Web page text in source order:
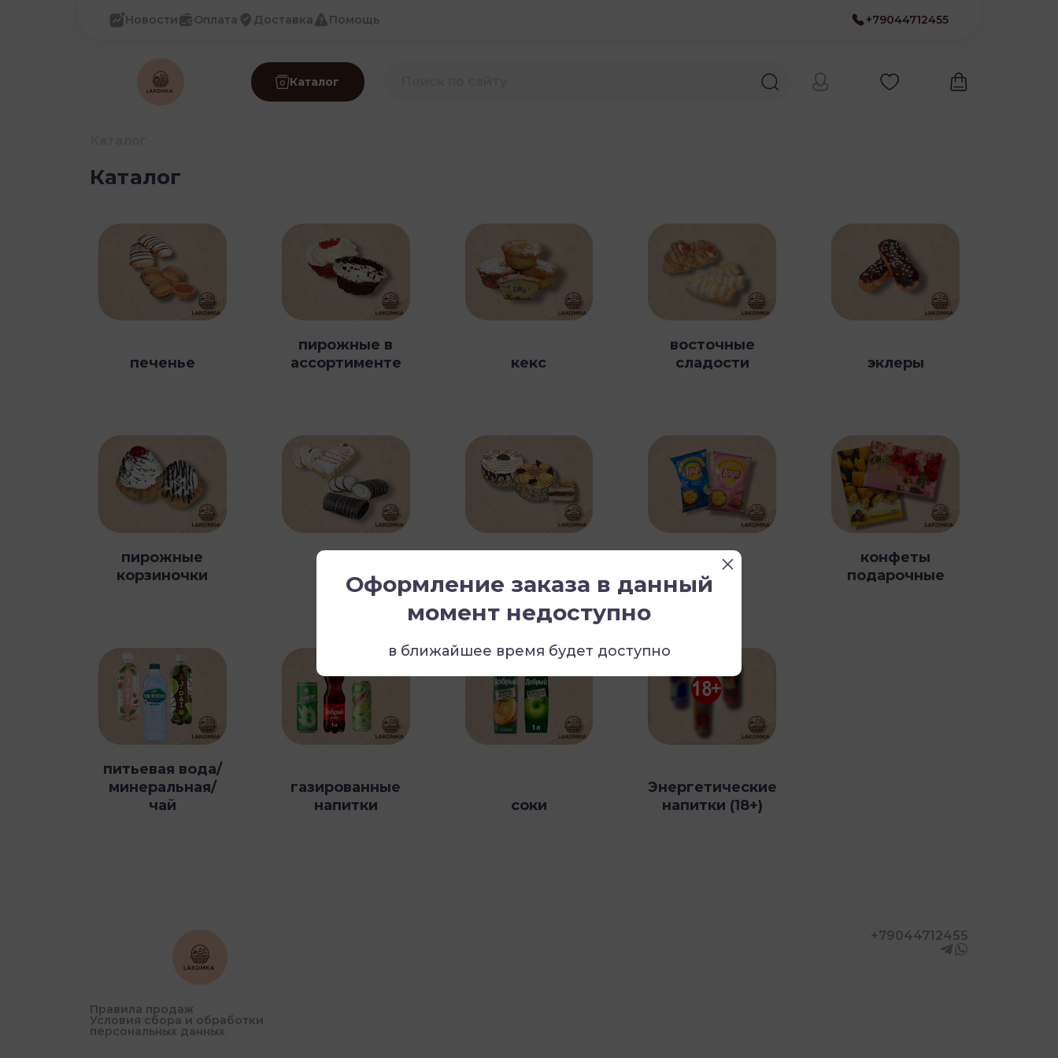
Новости Оплата Доставка Помощь +79044712455
Каталог
Каталог
печенье
пирожные в
ассортименте
кекс
восточные
сладости
эклеры
пирожные
корзиночки
рулеты Снеки
конфеты
подарочные
питьевая вода/
минеральная/
чай
газированные
напитки
соки
Энергетические
напитки (18+)
Правила продаж
Условия сбора и обработки
персональных данных
+79044712455
Оформление заказа в данный
момент недоступно
в ближайшее время будет доступно